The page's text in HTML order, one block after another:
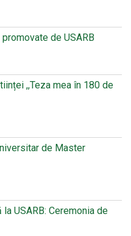
de USARB
,,Teza mea în 180 de
de Master
USARB: Ceremonia de